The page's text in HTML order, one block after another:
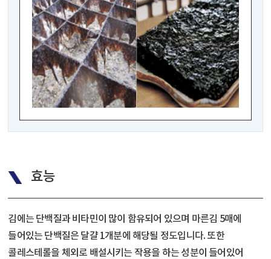
효능
김에는 단백질과 비타민이 많이 함유되어 있으며 마른김 5매에
들어있는 단백질은 달걀 1개분에 해당될 정도입니다. 또한
콜레스테롤을 체외로 배설시키는 작용을 하는 성분이 들어있어